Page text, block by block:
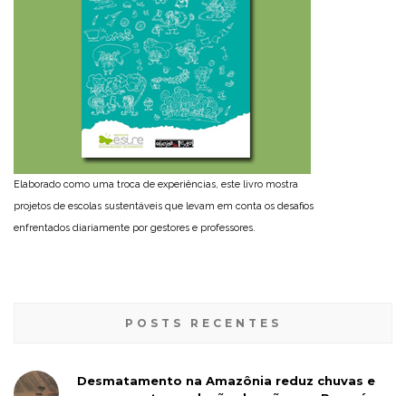
Elaborado como uma troca de experiências, este livro mostra
projetos de escolas sustentáveis que levam em conta os desafios
enfrentados diariamente por gestores e professores.
POSTS RECENTES
Desmatamento na Amazônia reduz chuvas e